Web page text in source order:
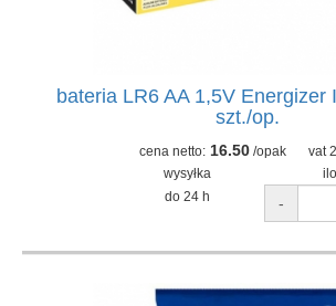
bateria LR6 AA 1,5V Energizer
szt./op.
cena netto: 16.50/opak
vat
wysyłka
do 24 h
-